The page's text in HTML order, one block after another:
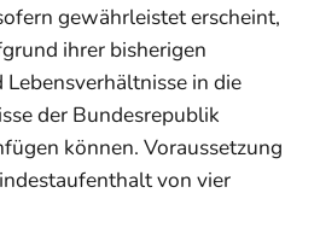
gewährleistet erscheint,
ihrer bisherigen
in die
der Bundesrepublik
können. Voraussetzung
von vier